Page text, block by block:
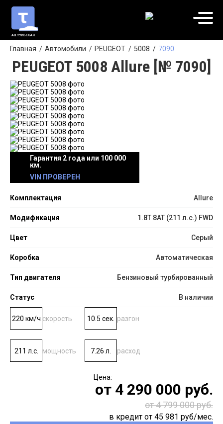
Главная Автомобили PEUGEOT 5008 7090
PEUGEOT 5008 Allure [№ 7090]
Гарантия 2 года или 100 000
км.
VIN ПРОВЕРЕН
Комплектация Allure
Модификация 1.8T 8AT (211 л.с.) FWD
Цвет Серый
Коробка Автоматическая
Тип двигателя Бензиновый турбированный
Статус В наличии
220 км/ч скорость 10.5 сек. разгон
211 л.с. мощность 7.26 л. расход
от 4 290 000 руб.
от 4 799 000 руб.
в кредит от 45 981 руб/мес.